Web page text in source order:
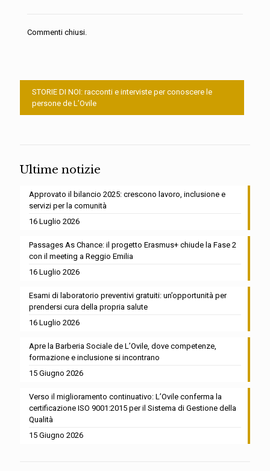
Commenti chiusi.
STORIE DI NOI: racconti e interviste per conoscere le
persone de L’Ovile
Ultime notizie
Approvato il bilancio 2025: crescono lavoro, inclusione e
servizi per la comunità
16 Luglio 2026
Passages As Chance: il progetto Erasmus+ chiude la Fase 2
con il meeting a Reggio Emilia
16 Luglio 2026
Esami di laboratorio preventivi gratuiti: un’opportunità per
prendersi cura della propria salute
16 Luglio 2026
Apre la Barberia Sociale de L’Ovile, dove competenze,
formazione e inclusione si incontrano
15 Giugno 2026
Verso il miglioramento continuativo: L’Ovile conferma la
certificazione ISO 9001:2015 per il Sistema di Gestione della
Qualità
15 Giugno 2026